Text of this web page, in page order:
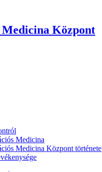
Medicina Központ
Medicina
Medicina Központ története